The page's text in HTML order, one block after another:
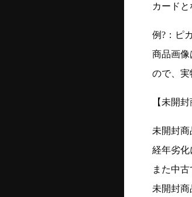
カードと
例?：ピ
商品画像
ので、実
【未開
未開封商
経年劣化
また中
未開封商